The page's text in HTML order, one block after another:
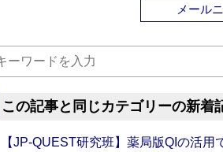
メール
この記事と同じカテゴリーの新着
【JP-QUEST研究班】薬局版QIの活用